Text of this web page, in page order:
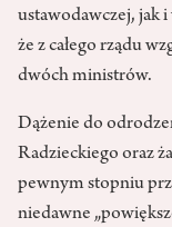
ustawodawczej, jak
że z całego rządu
dwóch ministrów.
Dążenie do
Radzieckiego oraz
pewnym stopniu
niedawne